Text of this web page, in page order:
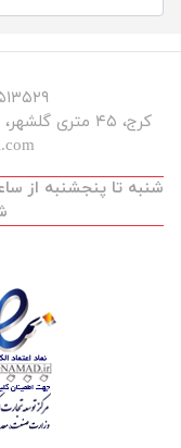
کرج، ۴۵ متری گلشهر، خیابان کوکب شرقی، عکس و فیلم مکث